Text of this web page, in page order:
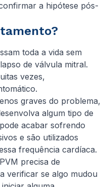
a hipótese pós-
toda a vida sem
de válvula mitral.
vezes,
graves do problema,
algum tipo de
acabar sofrendo
e são utilizados
frequência cardíaca.
precisa de
verificar se algo mudou